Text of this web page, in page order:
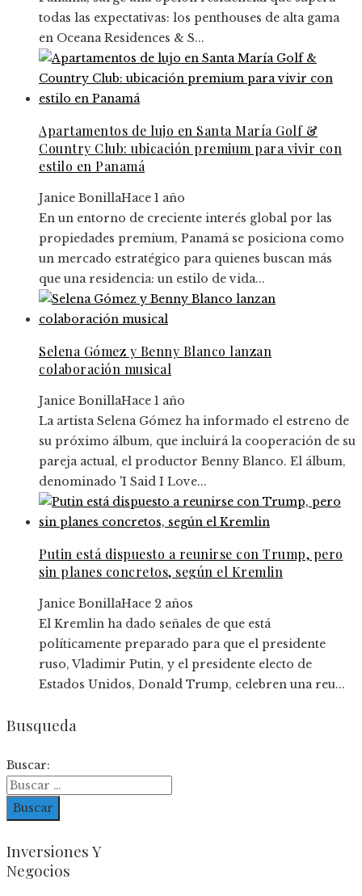
todas las expectativas: los penthouses de alta gama
en Oceana Residences & S...
Apartamentos de lujo en Santa María Golf &
Country Club: ubicación premium para vivir con
estilo en Panamá
Janice BonillaHace 1 año
En un entorno de creciente interés global por las
propiedades premium, Panamá se posiciona como
un mercado estratégico para quienes buscan más
que una residencia: un estilo de vida...
Selena Gómez y Benny Blanco lanzan
colaboración musical
Janice BonillaHace 1 año
La artista Selena Gómez ha informado el estreno de
su próximo álbum, que incluirá la cooperación de su
pareja actual, el productor Benny Blanco. El álbum,
denominado 'I Said I Love...
Putin está dispuesto a reunirse con Trump, pero
sin planes concretos, según el Kremlin
Janice BonillaHace 2 años
El Kremlin ha dado señales de que está
políticamente preparado para que el presidente
ruso, Vladimir Putin, y el presidente electo de
Estados Unidos, Donald Trump, celebren una reu...
Busqueda
Buscar:
Inversiones Y
Negocios